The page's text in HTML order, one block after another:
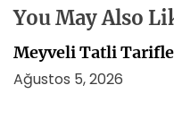
s
i
You May Also
Meyveli Tatli
Ağustos 5, 2026